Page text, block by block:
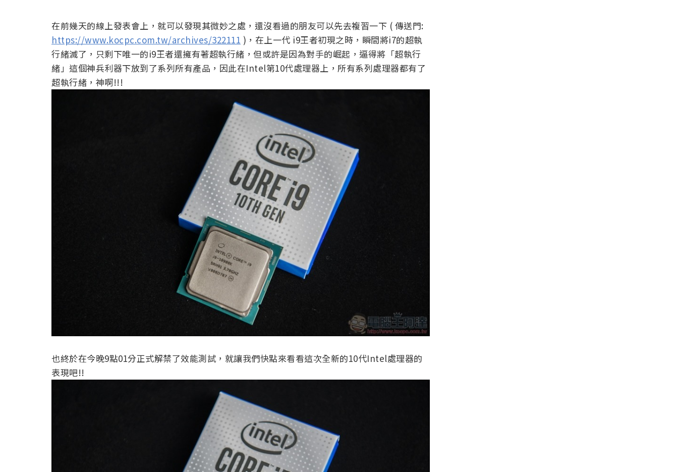
在前幾天的線上發表會上，就可以發現其微妙之處，還沒看過的朋友可以先去複習一下 ( 傳送門:
https://www.kocpc.com.tw/archives/322111 )，在上一代 i9王者初現之時，瞬間將i7的超執
行緒滅了，只剩下唯一的i9王者還擁有著超執行緒，但或許是因為對手的崛起，逼得將「超執行
緒」這個神兵利器下放到了系列所有產品，因此在Intel第10代處理器上，所有系列處理器都有了
超執行緒，神啊!!!
也終於在今晚9點01分正式解禁了效能測試，就讓我們快點來看看這次全新的10代Intel處理器的
表現吧!!